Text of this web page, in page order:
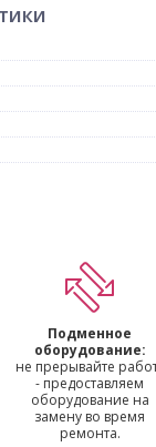
Подменное
оборудование:
не прерывайте
- предоставляем
оборудование на
замену во время
ремонта.